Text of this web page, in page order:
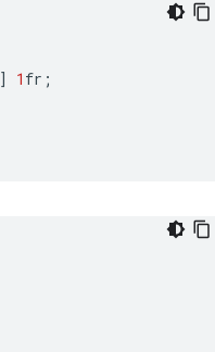
] 1 fr ;